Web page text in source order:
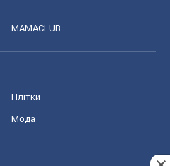
MAMACLUB
Плітки
Мода